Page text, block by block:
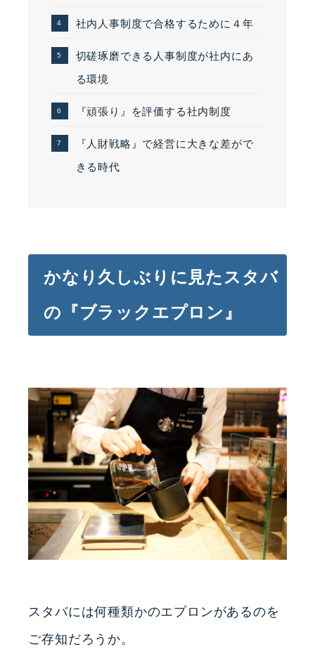
社内人事制度で合格するために４年
切磋琢磨できる人事制度が社内にあ
る環境
『頑張り』を評価する社内制度
『人財戦略』で経営に大きな差がで
きる時代
かなり久しぶりに見たスタバ
の『ブラックエプロン』
スタバには何種類かのエプロンがあるのを
ご存知だろうか。